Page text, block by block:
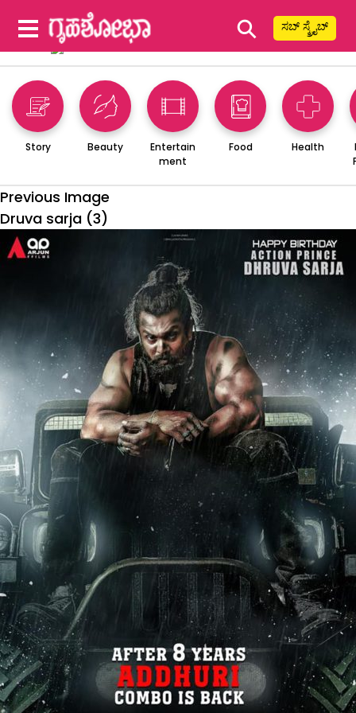
⚲ ಸಬ್ ಸ್ಕ್ರೈಬ್
Story Beauty
Entertain
ment
Food Health
Previous Image
Druva sarja (3)